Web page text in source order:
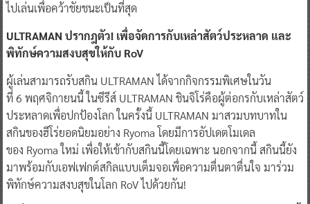
ไปเล่นเพื่อคว้าชัยชนะเป็นที่สุด
ULTRAMAN ปรากฎตัว! เพื่อจัดการกับเหล่าสัตว์ประหลาด และ
พิทักษ์ความสงบสุขให้กับ RoV
ผู้เล่นสามารถรับสกิน ULTRAMAN ได้จากกิจกรรมพิเศษในวัน
ที่ 6 พฤศจิกายนนี้ ในซีรีส์ ULTRAMAN ชินจิโร่คือผู้ต่อกรกับเหล่าสัตว์
ประหลาดเพื่อปกป้องโลก ในครั้งนี้ ULTRAMAN มาสวมบทบาทใน
สกินของฮีโร่ยอดนิยมอย่าง Ryoma โดยมีการอัปเดตโมเดล
ของ Ryoma ใหม่ เพื่อให้เข้ากับสกินนี้โดยเฉพาะ นอกจากนี้ สกินนี้ยัง
มาพร้อมกับเอฟเฟกต์สกิลแบบเต็มจอเพื่อความตื่นตาตื่นใจ มาร่วม
พิทักษ์ความสงบสุขในโลก RoV ไปด้วยกัน!